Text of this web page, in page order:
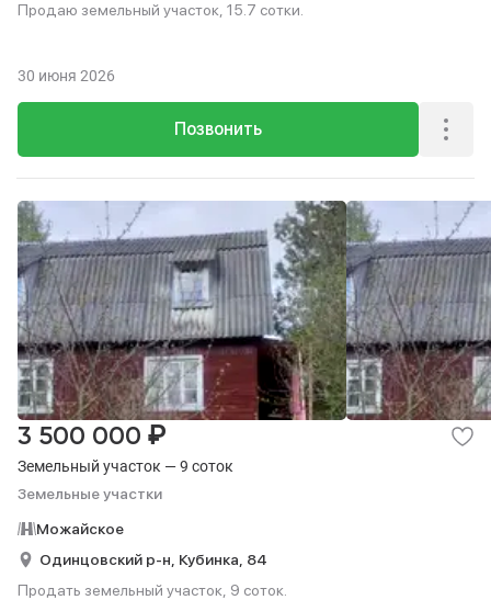
Продаю земельный участок, 15.7 сотки.
Позвонить
30 июня 2026
Земельный участок — 9 соток
Земельные участки
3 500 000 ₽
Можайское
Одинцовский р-н, Кубинка, 84
Продать земельный участок, 9 соток.